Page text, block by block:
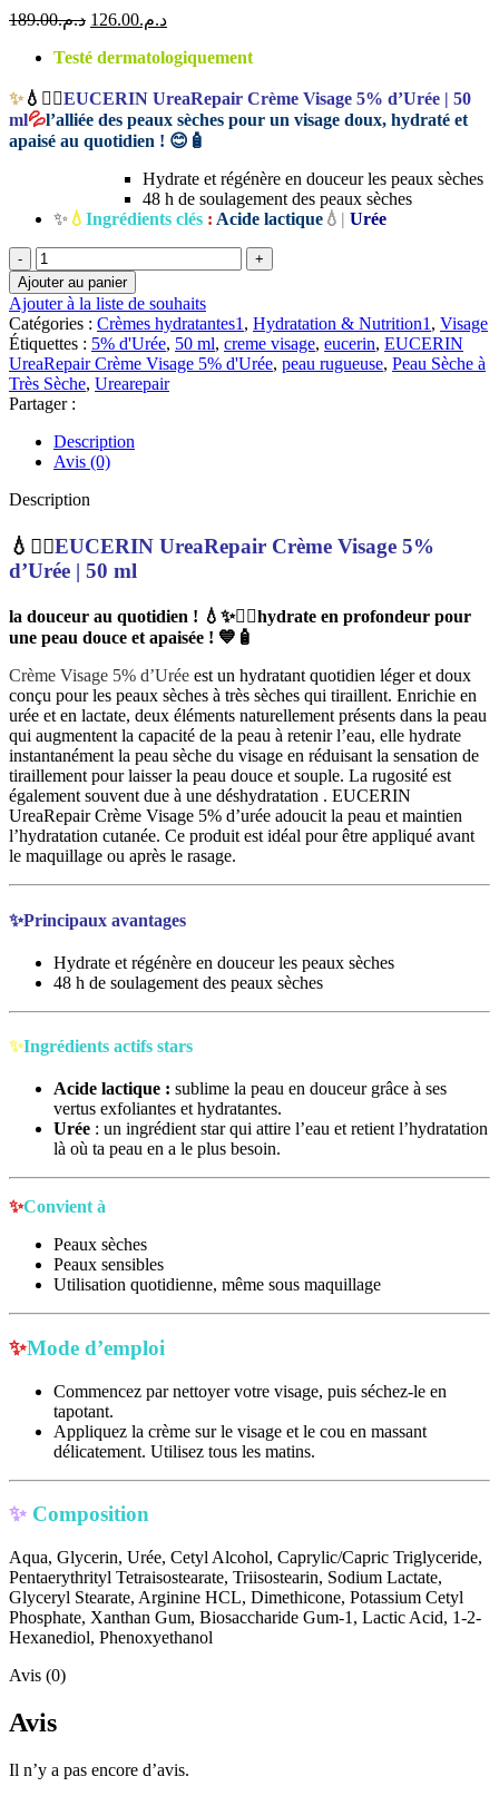
د.م.189.00
Le
initial
د.م.189.00.
د.م.126.00
Le
actuel
Testé dermatologiquement
✨💧💆‍♀️EUCERIN UreaRepair Crème Visage 5% d’Urée | 50
ml💦l’alliée des peaux sèches pour un visage doux, hydraté et
apaisé au quotidien ! 😊🧴
Hydrate et régénère en douceur les peaux sèches
48 h de soulagement des peaux sèches
✨ 💧 Ingrédients clés : Acide lactique 💧| Urée
quantité
de
EUCERIN
UreaRepair
Crème
Visage
5%
d'Urée
|
50
ml
Ajouter au panier
Ajouter à la liste de souhaits
Catégories : Crèmes hydratantes1 , Hydratation & Nutrition1 , Visage
Étiquettes : 5% d'Urée, 50 ml, creme visage, eucerin, EUCERIN
UreaRepair Crème Visage 5% d'Urée, peau rugueuse, Peau Sèche à
Très Sèche, Urearepair
Partager :
Description
Avis (0)
Description
💧💆‍♀️EUCERIN UreaRepair Crème Visage 5%
d’Urée | 50 ml
la douceur au quotidien ! 💧✨💆‍♀️hydrate en profondeur pour
une peau douce et apaisée ! 💙🧴
Crème Visage 5% d’Urée est un hydratant quotidien léger et doux
conçu pour les peaux sèches à très sèches qui tiraillent. Enrichie en
urée et en lactate, deux éléments naturellement présents dans la peau
qui augmentent la capacité de la peau à retenir l’eau, elle hydrate
instantanément la peau sèche du visage en réduisant la sensation de
tiraillement pour laisser la peau douce et souple. La rugosité est
également souvent due à une déshydratation . EUCERIN
UreaRepair Crème Visage 5% d’urée adoucit la peau et maintien
l’hydratation cutanée. Ce produit est idéal pour être appliqué avant
le maquillage ou après le rasage.
✨Principaux avantages
Hydrate et régénère en douceur les peaux sèches
48 h de soulagement des peaux sèches
✨Ingrédients actifs stars
Acide lactique : sublime la peau en douceur grâce à ses
vertus exfoliantes et hydratantes.
Urée : un ingrédient star qui attire l’eau et retient l’hydratation
là où ta peau en a le plus besoin.
✨Convient à
Peaux sèches
Peaux sensibles
Utilisation quotidienne, même sous maquillage
✨Mode d’emploi
Commencez par nettoyer votre visage, puis séchez-le en
tapotant.
Appliquez la crème sur le visage et le cou en massant
délicatement. Utilisez tous les matins.
✨ Composition
Aqua, Glycerin, Urée, Cetyl Alcohol, Caprylic/Capric Triglyceride,
Pentaerythrityl Tetraisostearate, Triisostearin, Sodium Lactate,
Glyceryl Stearate, Arginine HCL, Dimethicone, Potassium Cetyl
Phosphate, Xanthan Gum, Biosaccharide Gum-1, Lactic Acid, 1-2-
Hexanediol, Phenoxyethanol
Avis (0)
Avis
Il n’y a pas encore d’avis.